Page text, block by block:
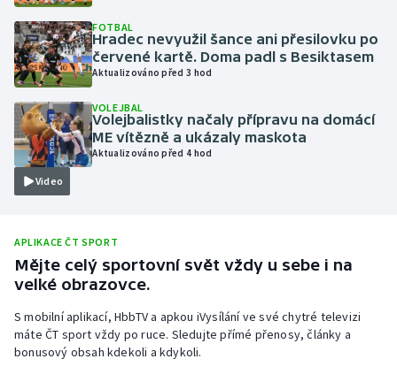
Moderní pětiboj
Motorsport
Parasport
Plavání
Ragby
Rychlobruslení
Rychlostní kanoistika
FOTBAL
Hradec nevyužil šance ani přesilovku po
červené kartě. Doma padl s Besiktasem
Aktualizováno před 3 hod
Video
VOLEJBAL
Volejbalistky načaly přípravu na domácí
ME vítězně a ukázaly maskota
Aktualizováno před 4 hod
APLIKACE ČT SPORT
Mějte celý sportovní svět vždy u sebe i na
velké obrazovce.
S mobilní aplikací, HbbTV a apkou iVysílání ve své chytré televizi
máte ČT sport vždy po ruce. Sledujte přímé přenosy, články a
bonusový obsah kdekoli a kdykoli.